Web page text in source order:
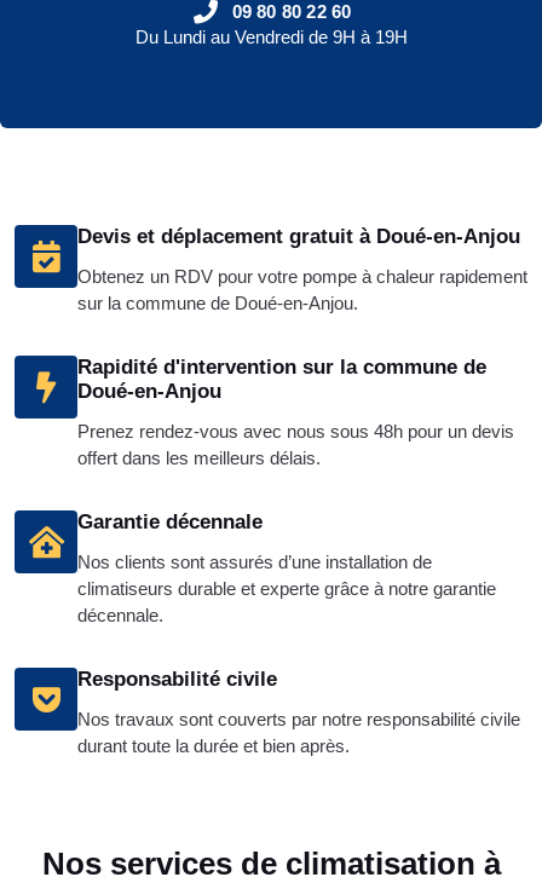
Devis et déplacement gratuit à Doué-en-Anjou
Obtenez un RDV pour votre pompe à chaleur rapidement
sur la commune de Doué-en-Anjou.
Rapidité d'intervention sur la commune de
Doué-en-Anjou
Prenez rendez-vous avec nous sous 48h pour un devis
offert dans les meilleurs délais.
Garantie décennale
Nos clients sont assurés d’une installation de
climatiseurs durable et experte grâce à notre garantie
décennale.
Responsabilité civile
Nos travaux sont couverts par notre responsabilité civile
durant toute la durée et bien après.
09 80 80 22 60
Du Lundi au Vendredi de 9H à 19H
Nos services de climatisation à